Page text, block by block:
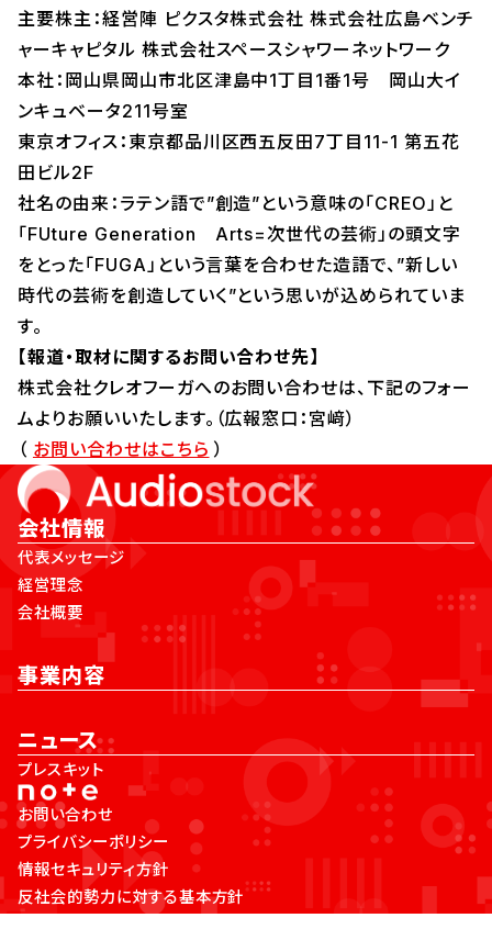
主要株主：経営陣 ピクスタ株式会社 株式会社広島ベンチ
ャーキャピタル 株式会社スペースシャワーネットワーク
本社：岡山県岡山市北区津島中1丁目1番1号 岡山大イ
ンキュベータ211号室
東京オフィス：東京都品川区西五反田7丁目11-1 第五花
田ビル2F
社名の由来：ラテン語で”創造”という意味の「CREO」と
「FUture Generation Arts=次世代の芸術」の頭文字
をとった「FUGA」という言葉を合わせた造語で、”新しい
時代の芸術を創造していく”という思いが込められていま
す。
【報道・取材に関するお問い合わせ先】
株式会社クレオフーガへのお問い合わせは、下記のフォー
ムよりお願いいたします。（広報窓口：宮﨑）
（ お問い合わせはこちら ）
会社情報
代表メッセージ
経営理念
会社概要
事業内容
ニュース
プレスキット
お問い合わせ
プライバシーポリシー
情報セキュリティ方針
反社会的勢力に対する基本方針